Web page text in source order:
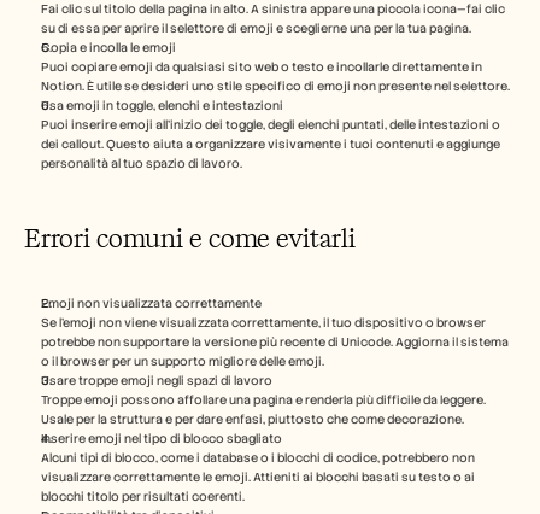
Fai clic sul titolo della pagina in alto. A sinistra appare una piccola icona—fai clic
su di essa per aprire il selettore di emoji e sceglierne una per la tua pagina.
Copia e incolla le emoji
Puoi copiare emoji da qualsiasi sito web o testo e incollarle direttamente in
Notion. È utile se desideri uno stile specifico di emoji non presente nel selettore.
Usa emoji in toggle, elenchi e intestazioni
Puoi inserire emoji all’inizio dei toggle, degli elenchi puntati, delle intestazioni o
dei callout. Questo aiuta a organizzare visivamente i tuoi contenuti e aggiunge
personalità al tuo spazio di lavoro.
Errori comuni e come evitarli
Emoji non visualizzata correttamente
Se l’emoji non viene visualizzata correttamente, il tuo dispositivo o browser
potrebbe non supportare la versione più recente di Unicode. Aggiorna il sistema
o il browser per un supporto migliore delle emoji.
Usare troppe emoji negli spazi di lavoro
Troppe emoji possono affollare una pagina e renderla più difficile da leggere.
Usale per la struttura e per dare enfasi, piuttosto che come decorazione.
Inserire emoji nel tipo di blocco sbagliato
Alcuni tipi di blocco, come i database o i blocchi di codice, potrebbero non
visualizzare correttamente le emoji. Attieniti ai blocchi basati su testo o ai
blocchi titolo per risultati coerenti.